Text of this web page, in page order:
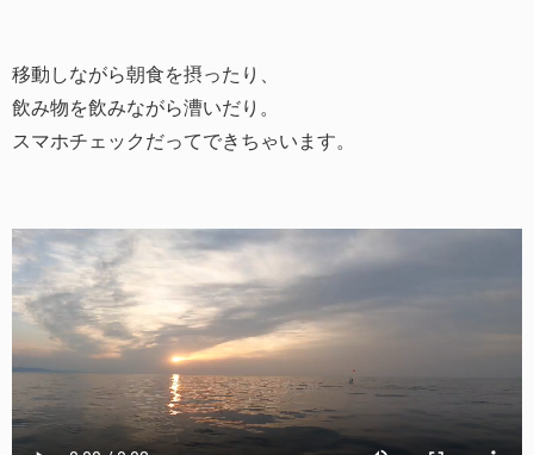
移動しながら朝食を摂ったり、
飲み物を飲みながら漕いだり。
スマホチェックだってできちゃいます。